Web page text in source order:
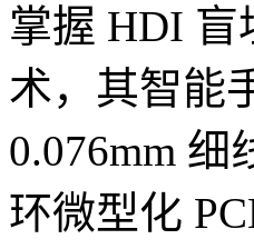
掌握 HDI
术，其智能
0.076mm
环微型化